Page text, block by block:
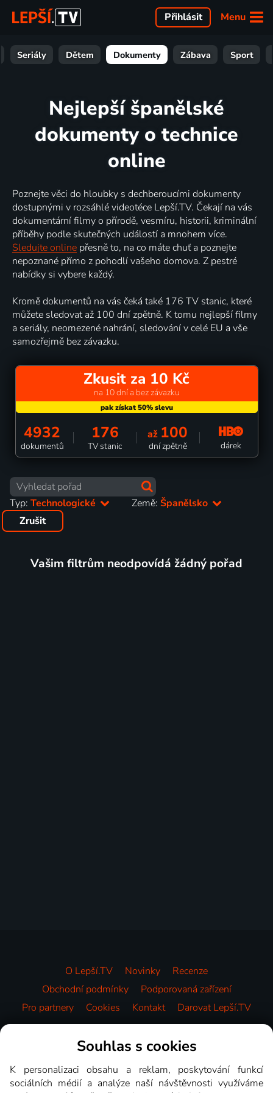
Menu
Přihlásit
Seriály Dětem Dokumenty Zábava Sport
Nejlepší španělské
dokumenty o technice
online
Poznejte věci do hloubky s dechberoucími dokumenty
dostupnými v rozsáhlé videotéce Lepší.TV. Čekají na vás
dokumentární filmy o přírodě, vesmíru, historii, kriminální
příběhy podle skutečných událostí a mnohem více.
Sledujte online přesně to, na co máte chuť a poznejte
nepoznané přímo z pohodlí vašeho domova. Z pestré
nabídky si vybere každý.
Kromě dokumentů na vás čeká také 176 TV stanic, které
můžete sledovat až 100 dní zpětně. K tomu nejlepší filmy
a seriály, neomezené nahrání, sledování v celé EU a vše
samozřejmě bez závazku.
Zkusit za 10 Kč
na 10 dní a bez závazku
4932
dokumentů
176
TV stanic
až 100
dní zpětně dárek
Typ: Technologické Země:Španělsko
Zrušit
Vašim filtrům neodpovídá žádný pořad
O Lepší.TV Novinky
Recenze
Obchodní podmínky
Podporovaná zařízení
Pro partnery
Cookies Kontakt Darovat Lepší.TV
Videotéka
Souhlas s cookies
K personalizaci obsahu a reklam, poskytování funkcí
sociálních médií a analýze naší návštěvnosti využíváme